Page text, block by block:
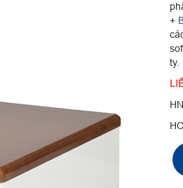
+
ty.